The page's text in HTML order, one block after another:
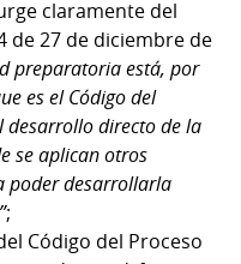
claramente del
de 27 de diciembre de
preparatoria está, por
es el Código del
desarrollo directo de la
se aplican otros
poder desarrollarla
;
Código del Proceso